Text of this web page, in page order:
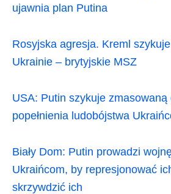
ujawnia plan Putina
Rosyjska agresja. Kreml
Ukrainie – brytyjskie MSZ
USA: Putin szykuje
popełnienia ludobójstwa
Biały Dom: Putin prowadzi
Ukraińcom, by represjonować
skrzywdzić ich